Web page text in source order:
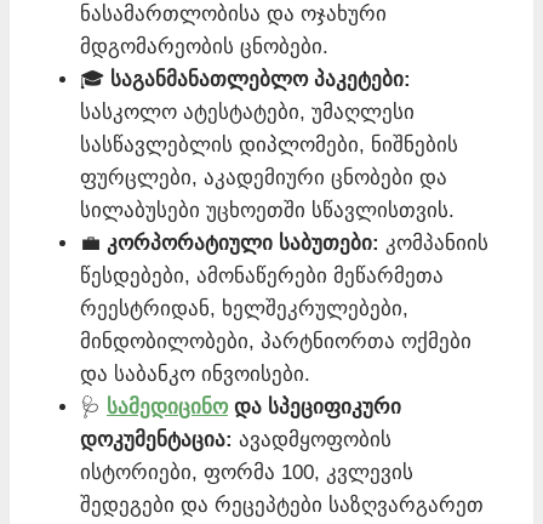
ნასამართლობისა და ოჯახური
მდგომარეობის ცნობები.
🎓 საგანმანათლებლო პაკეტები:
სასკოლო ატესტატები, უმაღლესი
სასწავლებლის დიპლომები, ნიშნების
ფურცლები, აკადემიური ცნობები და
სილაბუსები უცხოეთში სწავლისთვის.
💼 კორპორატიული საბუთები: კომპანიის
წესდებები, ამონაწერები მეწარმეთა
რეესტრიდან, ხელშეკრულებები,
მინდობილობები, პარტნიორთა ოქმები
და საბანკო ინვოისები.
🩺 სამედიცინოდა სპეციფიკური
დოკუმენტაცია: ავადმყოფობის
ისტორიები, ფორმა 100, კვლევის
შედეგები და რეცეპტები საზღვარგარეთ